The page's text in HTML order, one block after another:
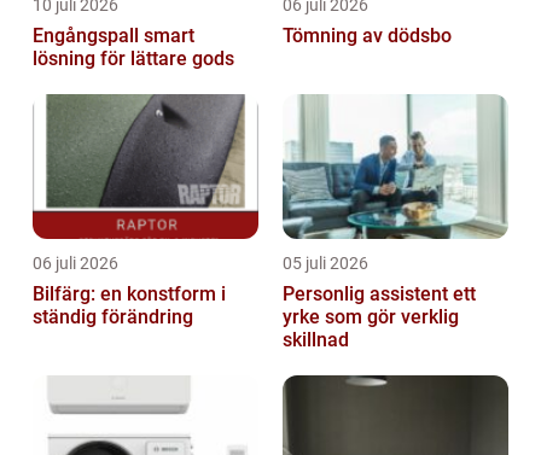
10 juli 2026
Engångspall smart
lösning för lättare gods
06 juli 2026
Tömning av dödsbo
06 juli 2026
Bilfärg: en konstform i
ständig förändring
05 juli 2026
Personlig assistent ett
yrke som gör verklig
skillnad